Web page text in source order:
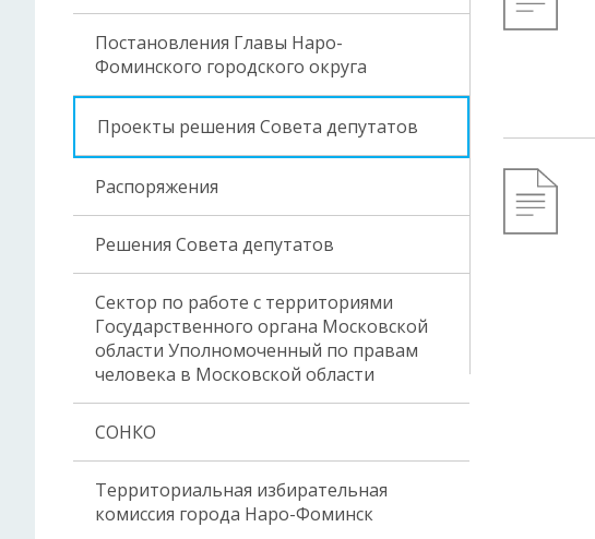
Постановления Главы Наро-
Фоминского городского округа
Проекты решения Совета депутатов
Распоряжения
Решения Совета депутатов
Сектор по работе с территориями
Государственного органа Московской
области Уполномоченный по правам
человека в Московской области
СОНКО
Территориальная избирательная
комиссия города Наро-Фоминск